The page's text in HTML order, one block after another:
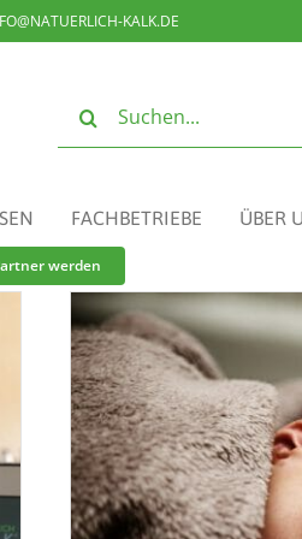
KALK.DE
Suche
nach:
FACHBETRIEBE ÜBER
werden